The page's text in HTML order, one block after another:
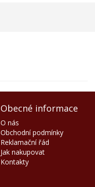
Obecné informace
O nás
Obchodní podmínky
Reklamační řád
Jak nakupovat
Kontakty